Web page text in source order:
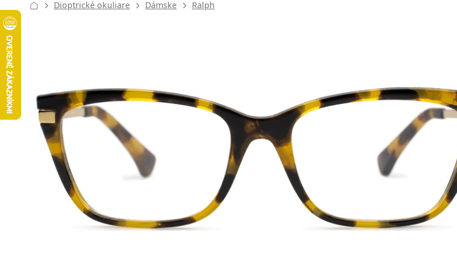
Dioptrické okuliare Dámske Ralph
137 mm
Šírka Dĺžka stranice
39 mm
Výška očnice Šírka očnice
Šírka
mostíka
Dĺžka
stranice